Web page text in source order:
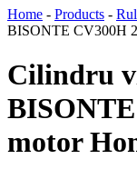
Home - Products -
BISONTE CV300H
Cilindru
motor